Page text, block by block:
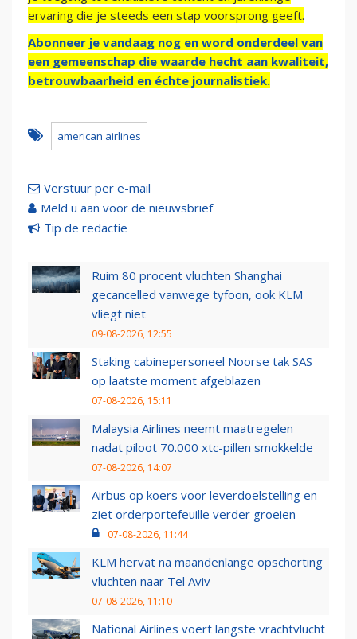
ervaring die je steeds een stap voorsprong geeft.
Abonneer je vandaag nog en word onderdeel van
een gemeenschap die waarde hecht aan kwaliteit,
betrouwbaarheid en échte journalistiek.
american airlines
Verstuur per e-mail
Meld u aan voor de nieuwsbrief
Tip de redactie
Ruim 80 procent vluchten Shanghai
gecancelled vanwege tyfoon, ook KLM
vliegt niet
09-08-2026, 12:55
Staking cabinepersoneel Noorse tak SAS
op laatste moment afgeblazen
07-08-2026, 15:11
Malaysia Airlines neemt maatregelen
nadat piloot 70.000 xtc-pillen smokkelde
07-08-2026, 14:07
Airbus op koers voor leverdoelstelling en
ziet orderportefeuille verder groeien
07-08-2026, 11:44
KLM hervat na maandenlange opschorting
vluchten naar Tel Aviv
07-08-2026, 11:10
National Airlines voert langste vrachtvlucht